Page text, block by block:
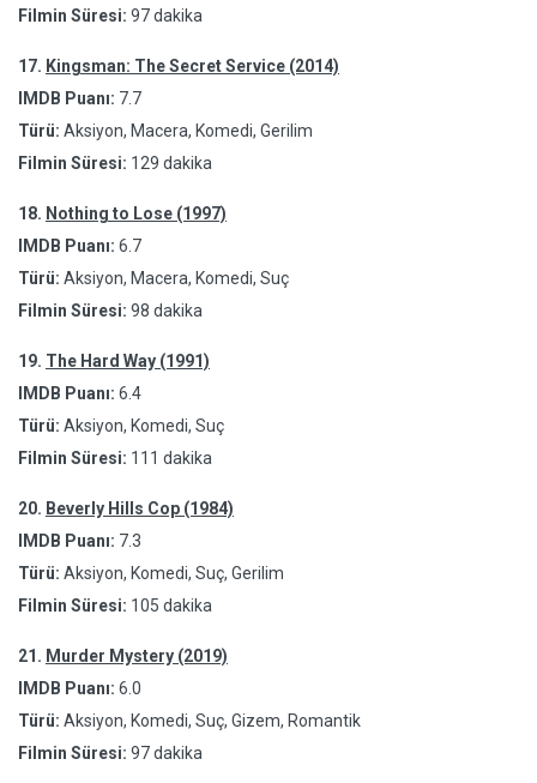
Filmin Süresi: 97 dakika
17. Kingsman: The Secret Service (2014)
IMDB Puanı: 7.7
Türü: Aksiyon, Macera, Komedi, Gerilim
Filmin Süresi: 129 dakika
18. Nothing to Lose (1997)
IMDB Puanı: 6.7
Türü: Aksiyon, Macera, Komedi, Suç
Filmin Süresi: 98 dakika
19. The Hard Way (1991)
IMDB Puanı: 6.4
Türü: Aksiyon, Komedi, Suç
Filmin Süresi: 111 dakika
20. Beverly Hills Cop (1984)
IMDB Puanı: 7.3
Türü: Aksiyon, Komedi, Suç, Gerilim
Filmin Süresi: 105 dakika
21. Murder Mystery (2019)
IMDB Puanı: 6.0
Türü: Aksiyon, Komedi, Suç, Gizem, Romantik
Filmin Süresi: 97 dakika